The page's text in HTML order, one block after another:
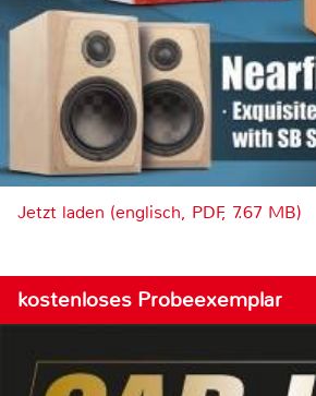
Jetzt laden (englisch, PDF, 7.67 MB)
kostenloses Probeexemplar